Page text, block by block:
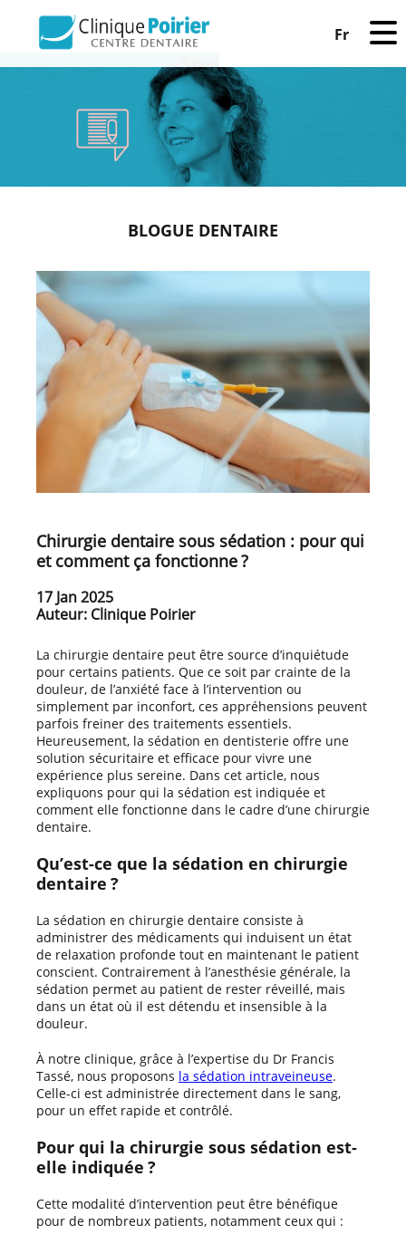
Fr
BLOGUE DENTAIRE
Chirurgie dentaire sous sédation : pour qui
et comment ça fonctionne ?
17 Jan 2025
Auteur: Clinique Poirier
La chirurgie dentaire peut être source d’inquiétude
pour certains patients. Que ce soit par crainte de la
douleur, de l’anxiété face à l’intervention ou
simplement par inconfort, ces appréhensions peuvent
parfois freiner des traitements essentiels.
Heureusement, la sédation en dentisterie offre une
solution sécuritaire et efficace pour vivre une
expérience plus sereine. Dans cet article, nous
expliquons pour qui la sédation est indiquée et
comment elle fonctionne dans le cadre d’une chirurgie
dentaire.
Qu’est-ce que la sédation en chirurgie
dentaire ?
La sédation en chirurgie dentaire consiste à
administrer des médicaments qui induisent un état
de relaxation profonde tout en maintenant le patient
conscient. Contrairement à l’anesthésie générale, la
sédation permet au patient de rester réveillé, mais
dans un état où il est détendu et insensible à la
douleur.
À notre clinique, grâce à l’expertise du Dr Francis
Tassé, nous proposons la sédation intraveineuse.
Celle-ci est administrée directement dans le sang,
pour un effet rapide et contrôlé.
Pour qui la chirurgie sous sédation est-
elle indiquée ?
Cette modalité d’intervention peut être bénéfique
pour de nombreux patients, notamment ceux qui :